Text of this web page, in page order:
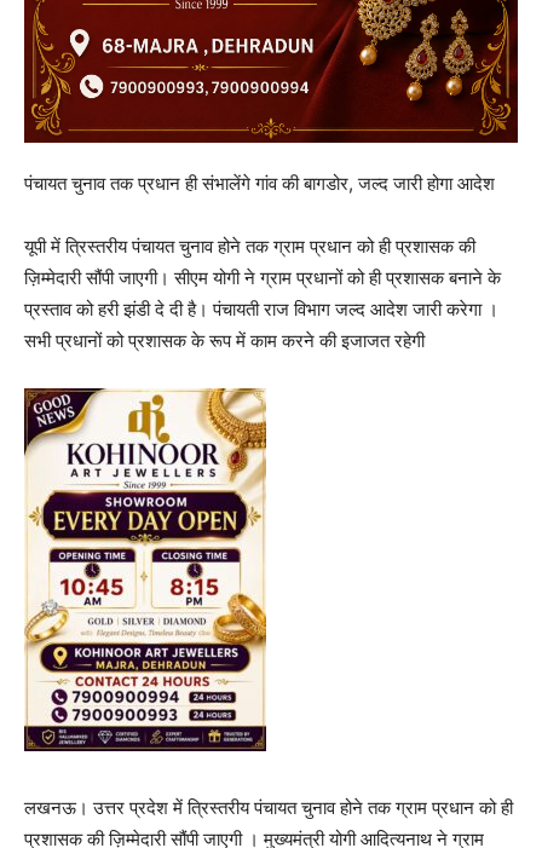
पंचायत चुनाव तक प्रधान ही संभालेंगे गांव की बागडोर, जल्द जारी होगा आदेश
यूपी में त्रिस्तरीय पंचायत चुनाव होने तक ग्राम प्रधान को ही प्रशासक की
ज़िम्मेदारी सौंपी जाएगी। सीएम योगी ने ग्राम प्रधानों को ही प्रशासक बनाने के
प्रस्ताव को हरी झंडी दे दी है। पंचायती राज विभाग जल्द आदेश जारी करेगा ।
सभी प्रधानों को प्रशासक के रूप में काम करने की इजाजत रहेगी
लखनऊ। उत्तर प्रदेश में त्रिस्तरीय पंचायत चुनाव होने तक ग्राम प्रधान को ही
प्रशासक की ज़िम्मेदारी सौंपी जाएगी । मुख्यमंत्री योगी आदित्यनाथ ने ग्राम